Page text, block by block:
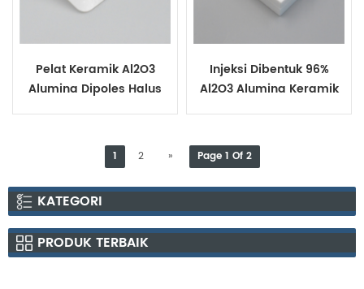
Pelat Keramik Al2O3
Alumina Dipoles Halus
Injeksi Dibentuk 96%
Al2O3 Alumina Keramik
1 2 » Page 1 Of 2
KATEGORI
PRODUK TERBAIK